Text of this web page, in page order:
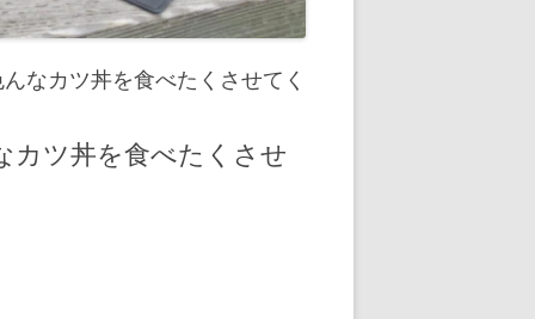
なカツ丼を食べたくさせてく
カツ丼を食べたくさせ